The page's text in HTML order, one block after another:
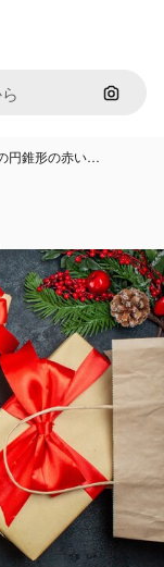
画像で
円錐形の赤い…